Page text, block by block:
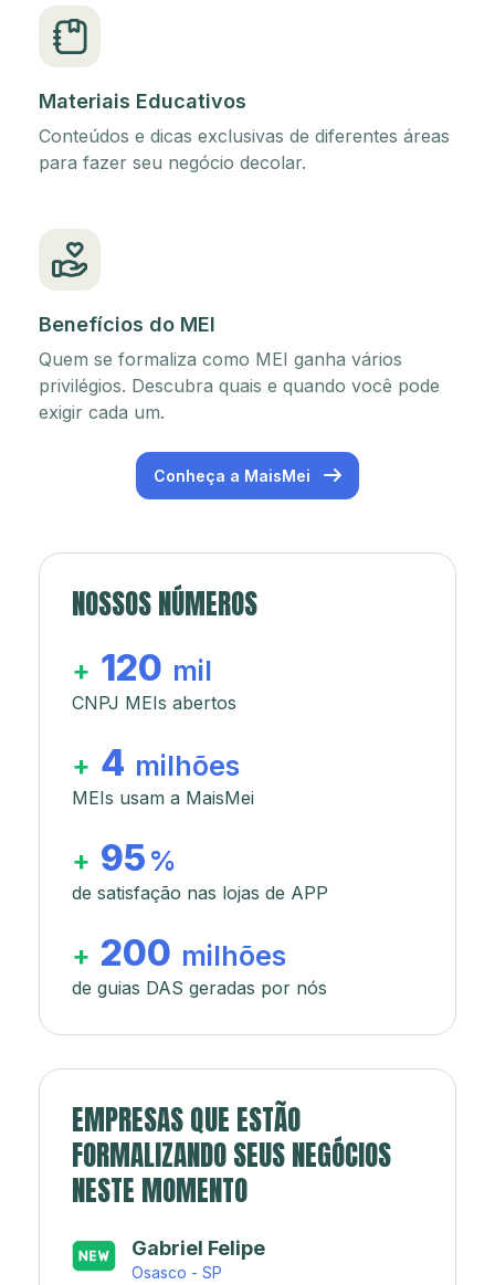
Materiais Educativos
Conteúdos e dicas exclusivas de diferentes áreas
para fazer seu negócio decolar.
Benefícios do MEI
Quem se formaliza como MEI ganha vários
privilégios. Descubra quais e quando você pode
exigir cada um.
Conheça a MaisMei
NOSSOS NÚMEROS
+ 120 mil
CNPJ MEIs abertos
+ 4 milhões
MEIs usam a MaisMei
+ 95 %
de satisfação nas lojas de APP
+ 200 milhões
de guias DAS geradas por nós
EMPRESAS QUE ESTÃO
FORMALIZANDO SEUS NEGÓCIOS
NESTE MOMENTO
Japa’s açaí e sorveteria
Rio de Janeiro - RJ